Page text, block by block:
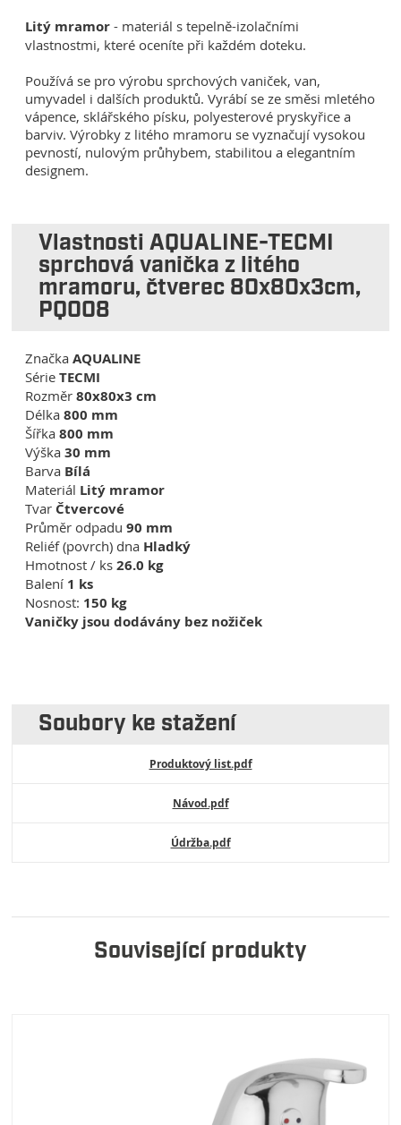
Litý mramor - materiál s tepelně-izolačními
vlastnostmi, které oceníte při každém doteku.
Používá se pro výrobu sprchových vaniček, van,
umyvadel i dalších produktů. Vyrábí se ze směsi mletého
vápence, sklářského písku, polyesterové pryskyřice a
barviv. Výrobky z litého mramoru se vyznačují vysokou
pevností, nulovým průhybem, stabilitou a elegantním
designem.
Vlastnosti AQUALINE-TECMI
sprchová vanička z litého
mramoru, čtverec 80x80x3cm,
PQ008
ZnačkaAQUALINE
SérieTECMI
Rozměr80x80x3 cm
Délka800 mm
Šířka800 mm
Výška30 mm
Barva Bílá
Materiál Litý mramor
Tvar Čtvercové
Průměr odpadu90 mm
Reliéf (povrch) dna Hladký
Hmotnost / ks26.0 kg
Balení 1 ks
Nosnost: 150 kg
Vaničky jsou dodávány bez nožiček
Soubory ke stažení
Produktový list.pdf
Návod.pdf
Údržba.pdf
Související produkty